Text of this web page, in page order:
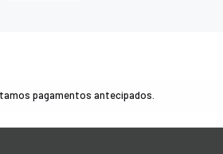
pagamentos antecipados.